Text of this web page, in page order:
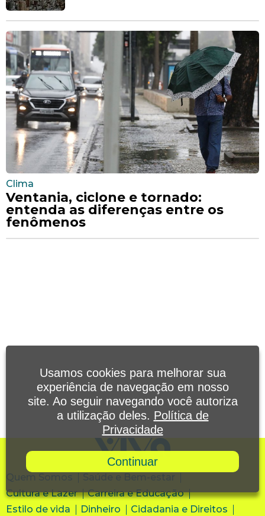
Clima
Ventania, ciclone e tornado:
entenda as diferenças entre os
fenômenos
Quem Somos
Saúde e Bem-estar
Cultura e Lazer
Carreira e Educação
Estilo de vida
Dinheiro Cidadania e Direitos
Usamos cookies para melhorar sua
experiência de navegação em nosso
site. Ao seguir navegando você autoriza
a utilização deles. Política de
Privacidade
Continuar